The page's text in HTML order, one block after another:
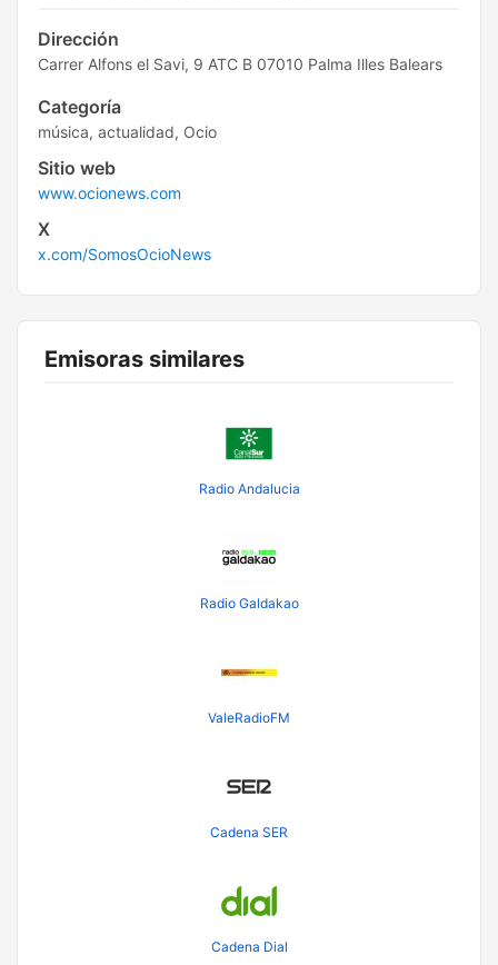
Dirección
Carrer Alfons el Savi, 9 ATC B 07010 Palma Illes Balears
Categoría
música, actualidad, Ocio
Sitio web
www.ocionews.com
X
x.com/SomosOcioNews
Emisoras similares
Radio Andalucia
Radio Galdakao
ValeRadioFM
Cadena SER
Cadena Dial